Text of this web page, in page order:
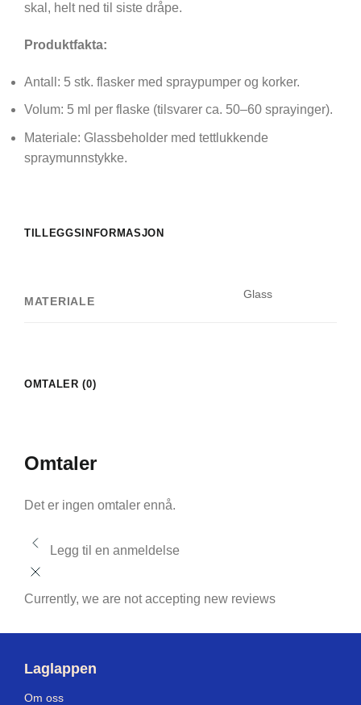
skal, helt ned til siste dråpe.
Produktfakta:
Antall: 5 stk. flasker med spraypumper og korker.
Volum: 5 ml per flaske (tilsvarer ca. 50–60 sprayinger).
Materiale: Glassbeholder med tettlukkende
spraymunnstykke.
TILLEGGSINFORMASJON
MATERIALE
Glass
OMTALER (0)
Omtaler
Det er ingen omtaler ennå.
Legg til en anmeldelse
Currently, we are not accepting new reviews
Laglappen
Om oss